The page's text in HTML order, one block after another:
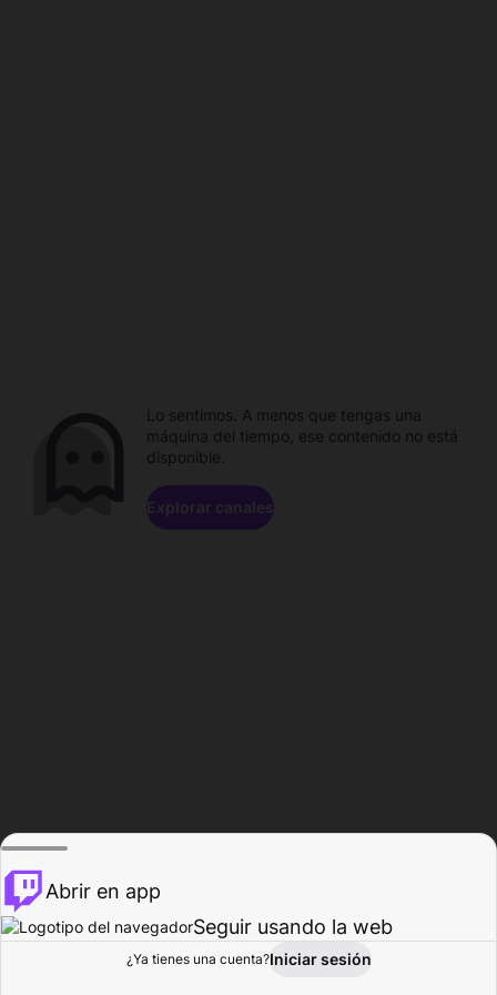
Explorar Actividad
Lo sentimos. A menos que tengas una
máquina del tiempo, ese contenido no está
disponible.
Explorar canales
Abrir en app
Seguir usando la web
¿Ya tienes una cuenta?Iniciar sesión